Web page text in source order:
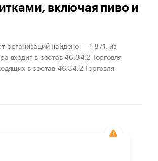
включая пиво и
организаций найдено — 1 871, из
входит в состав 46.34.2 Торговля
в состав 46.34.2 Торговля